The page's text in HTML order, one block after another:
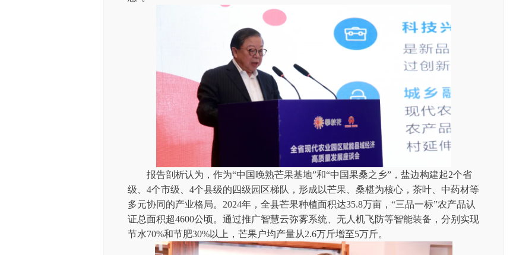
报告剖析认为，作为“中国晚熟芒果基地”和“中国果桑之乡”，盐边构建起2个省
级、4个市级、4个县级的四级园区梯队，形成以芒果、桑椹为核心，茶叶、中药材等
多元协同的产业格局。2024年，全县芒果种植面积达35.8万亩，“三品一标”农产品认
证总面积超4600公顷。通过推广智慧云弥雾系统、无人机飞防等智能装备，分别实现
节水70%和节肥30%以上，芒果户均产量从2.6万斤增至5万斤。